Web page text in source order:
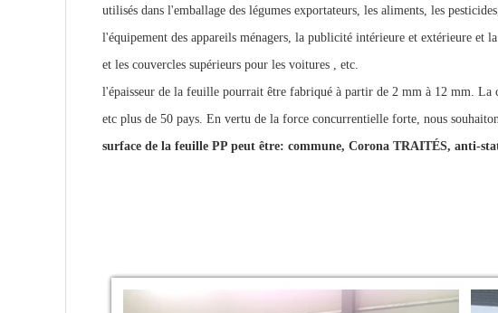
utilisés dans l'emballage des légumes exportateurs, les aliments, les
l'équipement des appareils ménagers, la publicité intérieure et extérieure et
et les couvercles supérieurs pour les voitures , etc.
l'épaisseur de la feuille pourrait être fabriqué à partir de 2 mm à 12 mm.
etc plus de 50 pays. En vertu de la force concurrentielle forte, nous
surface de la feuille PP peut être: commune, Corona TRAITÉS, anti-